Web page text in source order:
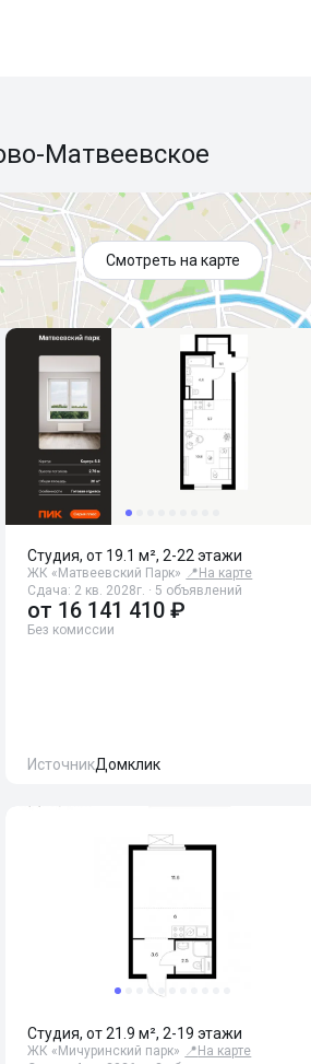
Матвеевское
Смотреть на карте
Студия, от 19.1 м², 2-22 этажи
ЖК «Матвеевский Парк» 📍 На карте
Сдача: 2 кв. 2028г. · 5 объявлений
от 16 141 410 ₽
Без комиссии
ИсточникДомклик
Студия, от 21.9 м², 2-19 этажи
ЖК «Мичуринский парк» 📍 На карте